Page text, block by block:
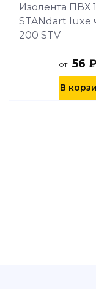
Изолента ПВХ
STANdart luxe
200 STV
от 56
В